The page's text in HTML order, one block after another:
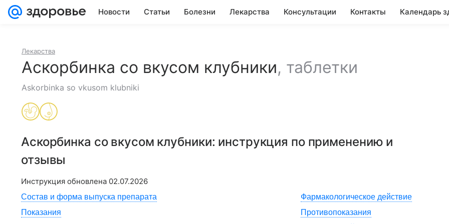
Новости Статьи Болезни Лекарства Консультации Контакты Календарь
Лекарства
Аскорбинка со вкусом клубники, таблетки
Askorbinka so vkusom klubniki
Аскорбинка со вкусом клубники: инструкция по применению и
отзывы
Инструкция обновлена 02.07.2026
Состав и форма выпуска препарата
Фармакологическое действие
Показания
Противопоказания